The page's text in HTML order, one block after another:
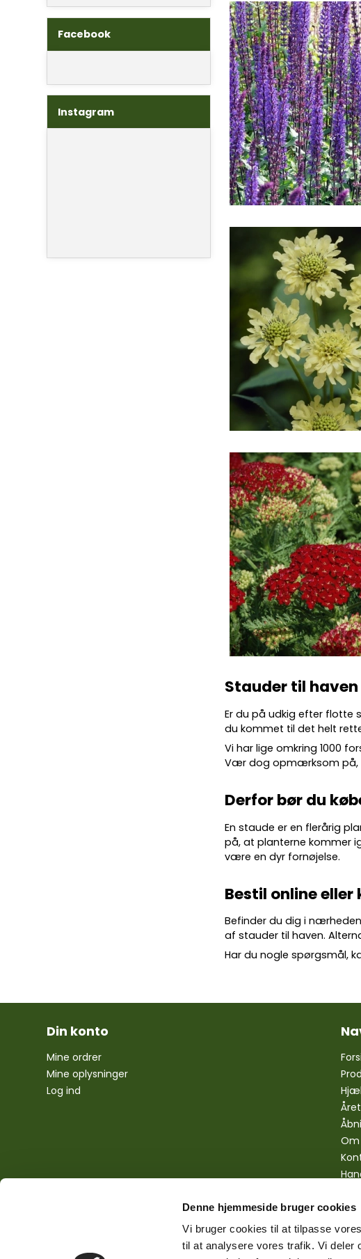
Denne hjemmeside bruger cookies
Vi bruger cookies til at tilpasse
til at analysere vores trafik. Vi deler
Facebook
Instagram
Stauder til
Er du på udkig efter flotte
du kommet til det helt
Vi har lige omkring 1000
Vær dog opmærksom på,
Derfor bør du
En staude er en flerårig
på, at planterne kommer
være en dyr fornøjelse.
Bestil online
Befinder du dig i
af stauder til haven.
Har du nogle spørgsmål,
Din konto
Mine ordrer
Mine oplysninger
Log ind
Om